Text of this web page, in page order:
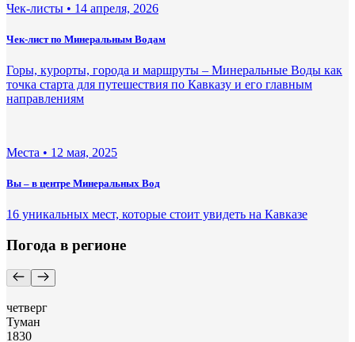
Чек-листы • 14 апреля, 2026
Чек-лист по Минеральным Водам
Горы, курорты, города и маршруты – Минеральные Воды как
точка старта для путешествия по Кавказу и его главным
направлениям
Места • 12 мая, 2025
Вы – в центре Минеральных Вод
16 уникальных мест, которые стоит увидеть на Кавказе
Погода в регионе
четверг
Туман
1830